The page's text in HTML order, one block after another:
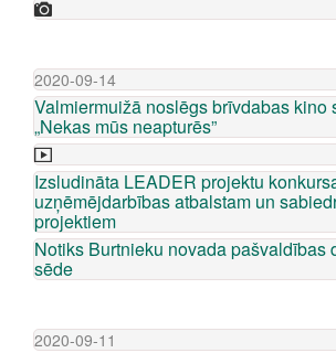
2020-09-14
Valmiermuižā noslēgs brīvdabas kino
„Nekas mūs neapturēs”
Izsludināta LEADER projektu
uzņēmējdarbības atbalstam un
projektiem
Notiks Burtnieku novada pašvaldības
sēde
2020-09-11